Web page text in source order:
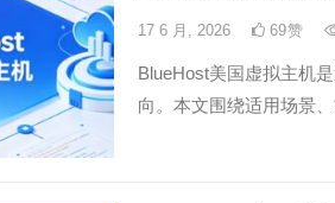
17 6 月, 2026 69赞
BlueHost美国虚拟主机
向。本文围绕适用场景